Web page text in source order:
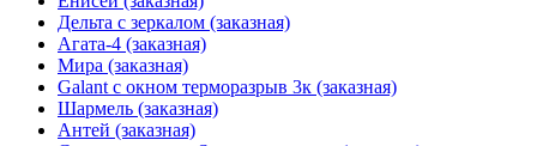
Дельта с зеркалом (заказная)
Агата-4 (заказная)
Мира (заказная)
Galant с окном терморазрыв 3к (заказная)
Шармель (заказная)
Антей (заказная)